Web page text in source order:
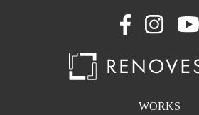
WORKS